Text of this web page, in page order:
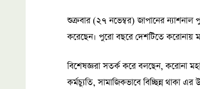
শুক্রবার (২৭ নভেম্বর) জাপানের
করেছেন। পুরো বছরে দেশটিতে করোনায়
বিশেষজ্ঞরা সতর্ক করে বলছেন, করোনা
কর্মচ্যুতি, সামাজিকভাবে বিচ্ছিন্ন থাকা